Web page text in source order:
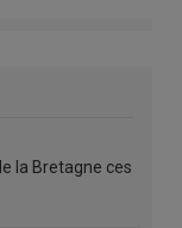
la Bretagne ces